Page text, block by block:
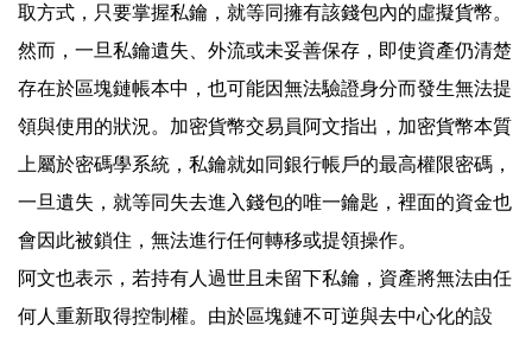
取方式，只要掌握私鑰，就等同擁有該錢包內的虛擬貨幣。
然而，一旦私鑰遺失、外流或未妥善保存，即使資產仍清楚
存在於區塊鏈帳本中，也可能因無法驗證身分而發生無法提
領與使用的狀況。加密貨幣交易員阿文指出，加密貨幣本質
上屬於密碼學系統，私鑰就如同銀行帳戶的最高權限密碼，
一旦遺失，就等同失去進入錢包的唯一鑰匙，裡面的資金也
會因此被鎖住，無法進行任何轉移或提領操作。
阿文也表示，若持有人過世且未留下私鑰，資產將無法由任
何人重新取得控制權。由於區塊鏈不可逆與去中心化的設